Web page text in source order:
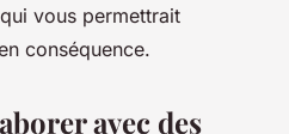
vous permettrait
conséquence.
avec des